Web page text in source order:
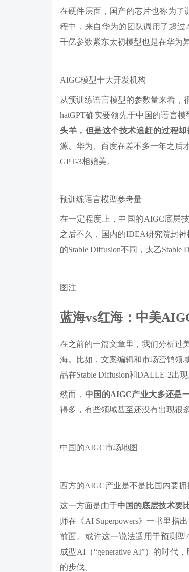
在硬件层面，国产的芯片也称为了
程中，来自华为的团队调用了超过
千亿参数紫东太初模型也是在华为
AIGC模型十大开发机构
从预训练语言模型的参数量来看，
hatGPT确实要领先于中国的语言
头羊，但是这个技术追赶的过程却
源、华为、百度在差不多一年之后
GPT-3相媲美。
预训练语言模型参考量
在一定程度上，中国的AIGC底层
之后不久，国内的IDEA研究院封神
的Stable Diffusion不同，太乙Stable
图注
蓝海vs红海：中美
在之前的一篇文章里，我们分析过
海。比如，文案编辑和市场营销领
品在Stable Diffusion和DALLE-2出
然而， 中国的AIGC产业大多还是
得多，有些领域甚至还没有出现很
中国的AIGC市场地图
西方的AIGC产业是不是比国内要拥
这一方面是由于中国的底层技术要
师在《AI Superpowers》一书里指
前面。或许这一说法适用于预测型
成型AI（“generative AI”）的时代
的步伐。